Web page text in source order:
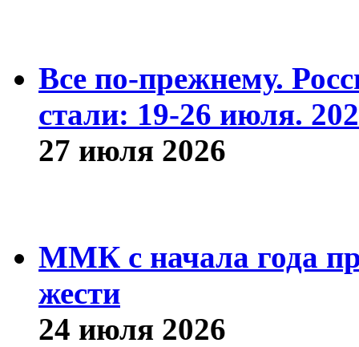
Все по-прежнему.
стали: 19-26 июля.
27 июля 2026
ММК с начала года
жести
24 июля 2026